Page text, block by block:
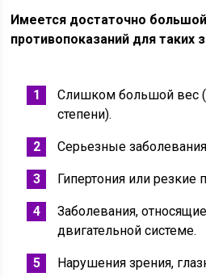
Имеется достаточно
противопоказаний для таких
Слишком большой вес
степени).
Серьезные
Гипертония или
Заболевания,
двигательной системе.
Нарушения зрения,